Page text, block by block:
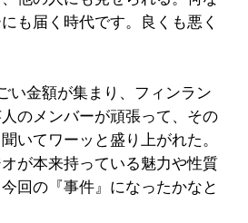
も届く時代です。良くも悪く
い金額が集まり、フィンラン
のメンバーが頑張って、その
いてワーッと盛り上がれた。
が本来持っている魅力や性質
回の『事件』になったかなと